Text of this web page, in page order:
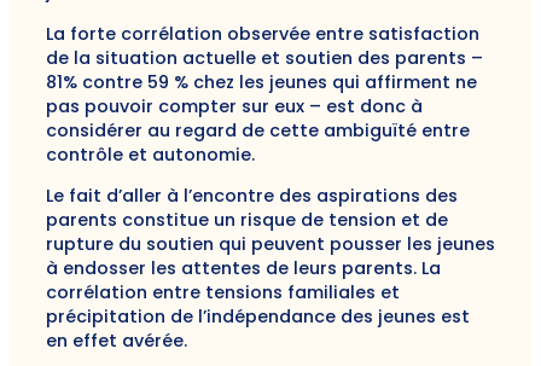
La forte corrélation observée entre satisfaction
de la situation actuelle et soutien des parents –
81% contre 59 % chez les jeunes qui affirment ne
pas pouvoir compter sur eux – est donc à
considérer au regard de cette ambiguïté entre
contrôle et autonomie.
Le fait d’aller à l’encontre des aspirations des
parents constitue un risque de tension et de
rupture du soutien qui peuvent pousser les jeunes
à endosser les attentes de leurs parents. La
corrélation entre tensions familiales et
précipitation de l’indépendance des jeunes est
en effet avérée.